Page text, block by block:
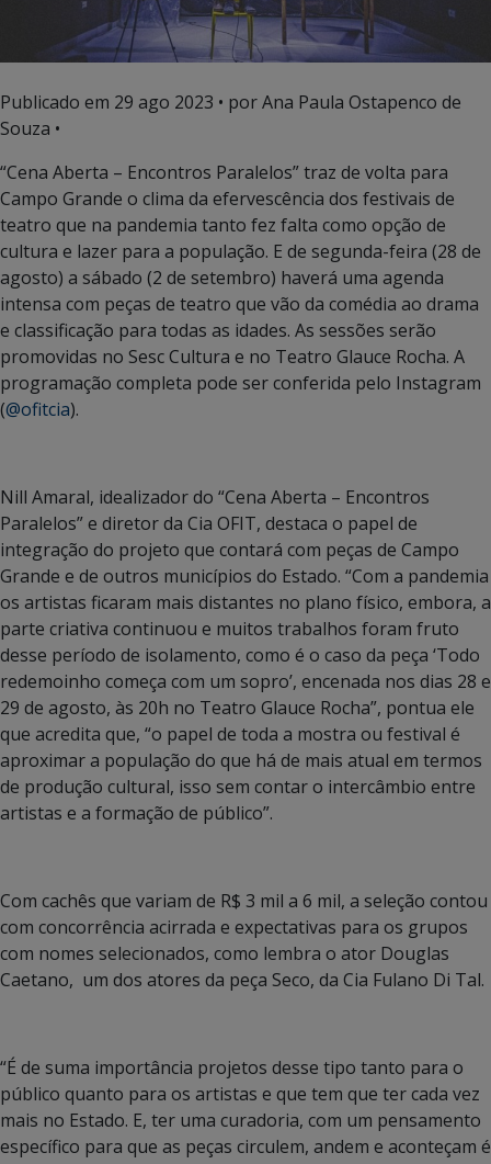
Publicado em 29 ago 2023 • por Ana Paula Ostapenco de
Souza •
“Cena Aberta – Encontros Paralelos” traz de volta para
Campo Grande o clima da efervescência dos festivais de
teatro que na pandemia tanto fez falta como opção de
cultura e lazer para a população. E de segunda-feira (28 de
agosto) a sábado (2 de setembro) haverá uma agenda
intensa com peças de teatro que vão da comédia ao drama
e classificação para todas as idades. As sessões serão
promovidas no Sesc Cultura e no Teatro Glauce Rocha. A
programação completa pode ser conferida pelo Instagram
(@ofitcia).
Nill Amaral, idealizador do “Cena Aberta – Encontros
Paralelos” e diretor da Cia OFIT, destaca o papel de
integração do projeto que contará com peças de Campo
Grande e de outros municípios do Estado. “Com a pandemia
os artistas ficaram mais distantes no plano físico, embora, a
parte criativa continuou e muitos trabalhos foram fruto
desse período de isolamento, como é o caso da peça ‘Todo
redemoinho começa com um sopro’, encenada nos dias 28 e
29 de agosto, às 20h no Teatro Glauce Rocha”, pontua ele
que acredita que, “o papel de toda a mostra ou festival é
aproximar a população do que há de mais atual em termos
de produção cultural, isso sem contar o intercâmbio entre
artistas e a formação de público”.
Com cachês que variam de R$ 3 mil a 6 mil, a seleção contou
com concorrência acirrada e expectativas para os grupos
com nomes selecionados, como lembra o ator Douglas
Caetano, um dos atores da peça Seco, da Cia Fulano Di Tal.
“É de suma importância projetos desse tipo tanto para o
público quanto para os artistas e que tem que ter cada vez
mais no Estado. E, ter uma curadoria, com um pensamento
específico para que as peças circulem, andem e aconteçam é